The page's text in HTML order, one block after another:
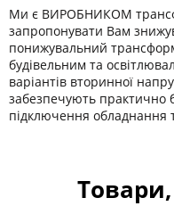
Ми є ВИРОБНИКОМ
запропонувати Вам
понижувальний
будівельним та
варіантів вторинної
забезпечують практично
підключення обладнання